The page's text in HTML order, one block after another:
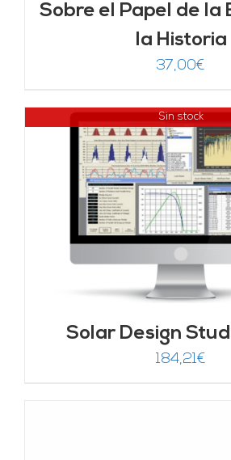
Sobre el Papel de la
la Historia
37,00€
Sin stock
Solar Design
184,21€